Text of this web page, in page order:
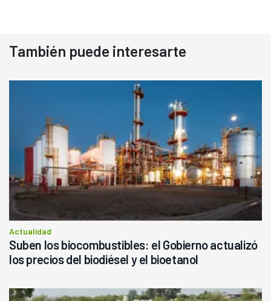
También puede interesarte
Actualidad
Suben los biocombustibles: el Gobierno actualizó
los precios del biodiésel y el bioetanol